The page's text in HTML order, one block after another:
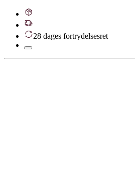
28 dages fortrydelsesret